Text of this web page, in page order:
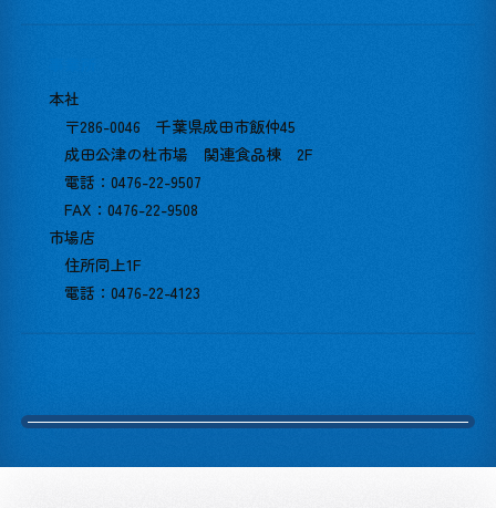
本社
〒286-0046 千葉県成田市飯仲45
成田公津の杜市場 関連食品棟 2F
電話：0476-22-9507
FAX：0476-22-9508
市場店
住所同上1F
電話：0476-22-4123